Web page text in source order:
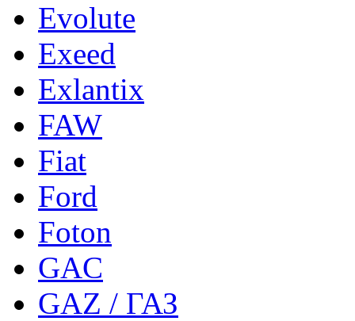
Evolute
Exeed
Exlantix
FAW
Fiat
Ford
Foton
GAC
GAZ / ГАЗ